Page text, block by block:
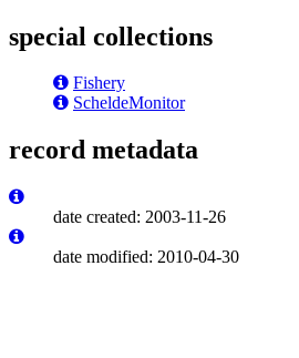
special collections
Fishery
ScheldeMonitor
record metadata
date created: 2003-11-26
date modified: 2010-04-30